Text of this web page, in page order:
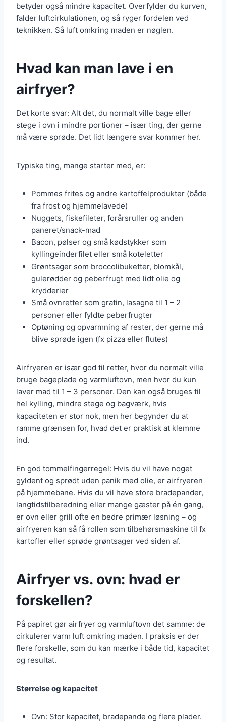
betyder også mindre kapacitet. Overfylder du kurven,
falder luftcirkulationen, og så ryger fordelen ved
teknikken. Så luft omkring maden er nøglen.
Hvad kan man lave i en
airfryer?
Det korte svar: Alt det, du normalt ville bage eller
stege i ovn i mindre portioner – især ting, der gerne
må være sprøde. Det lidt længere svar kommer her.
Typiske ting, mange starter med, er:
Pommes frites og andre kartoffelprodukter (både
fra frost og hjemmelavede)
Nuggets, fiskefileter, forårsruller og anden
paneret/snack-mad
Bacon, pølser og små kødstykker som
kyllingeinderfilet eller små koteletter
Grøntsager som broccolibuketter, blomkål,
gulerødder og peberfrugt med lidt olie og
krydderier
Små ovnretter som gratin, lasagne til 1 – 2
personer eller fyldte peberfrugter
Optøning og opvarmning af rester, der gerne må
blive sprøde igen (fx pizza eller flutes)
Airfryeren er især god til retter, hvor du normalt ville
bruge bageplade og varmluftovn, men hvor du kun
laver mad til 1 – 3 personer. Den kan også bruges til
hel kylling, mindre stege og bagværk, hvis
kapaciteten er stor nok, men her begynder du at
ramme grænsen for, hvad det er praktisk at klemme
ind.
En god tommelfingerregel: Hvis du vil have noget
gyldent og sprødt uden panik med olie, er airfryeren
på hjemmebane. Hvis du vil have store bradepander,
langtidstilberedning eller mange gæster på én gang,
er ovn eller grill ofte en bedre primær løsning – og
airfryeren kan så få rollen som tilbehørsmaskine til fx
kartofler eller sprøde grøntsager ved siden af.
Airfryer vs. ovn: hvad er
forskellen?
På papiret gør airfryer og varmluftovn det samme: de
cirkulerer varm luft omkring maden. I praksis er der
flere forskelle, som du kan mærke i både tid, kapacitet
og resultat.
Størrelse og kapacitet
Ovn: Stor kapacitet, bradepande og flere plader.